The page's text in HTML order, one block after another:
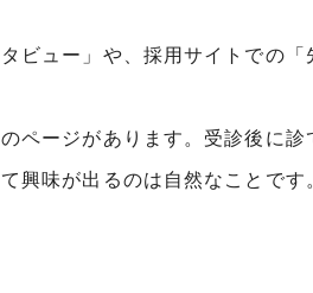
ビュー」や、採用サイトでの
ページがあります。受診後に
興味が出るのは自然なことで